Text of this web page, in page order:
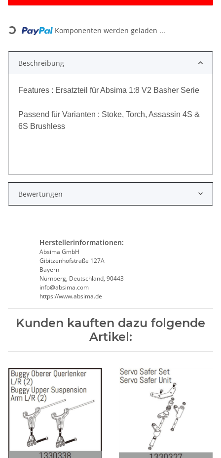
Loading... Komponenten werden geladen ...
Beschreibung
Features : Ersatzteil für Absima 1:8 V2 Basher Serie
Passend für Varianten : Stoke, Torch, Assassin 4S &
6S Brushless
Bewertungen
Herstellerinformationen:
Absima GmbH
Gibitzenhofstraße 127A
Bayern
Nürnberg, Deutschland, 90443
info@absima.com
https://www.absima.de
Kunden kauften dazu folgende
Artikel: